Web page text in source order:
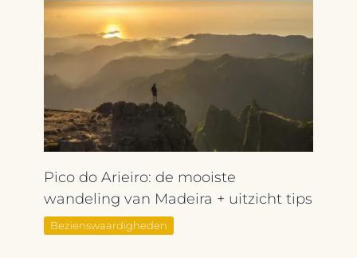
Pico do Arieiro: de mooiste
wandeling van Madeira + uitzicht tips
Bezienswaardigheden